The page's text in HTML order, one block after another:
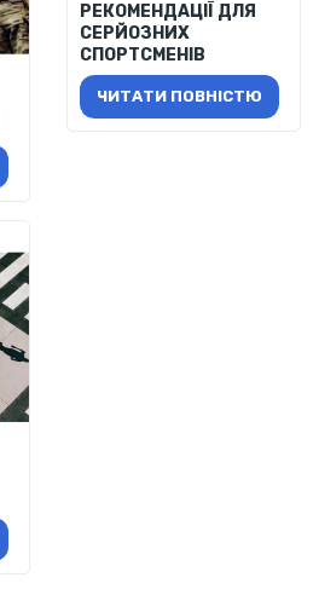
РЕКОМЕНДАЦІЇ ДЛЯ
СЕРЙОЗНИХ
СПОРТСМЕНІВ
ЧИТАТИ ПОВНІСТЮ